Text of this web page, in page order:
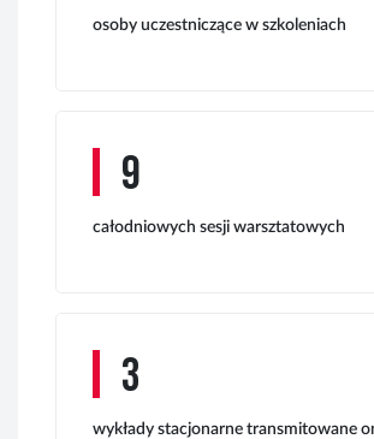
osoby uczestniczące w szkoleniach
9
całodniowych sesji warsztatowych
3
wykłady stacjonarne transmitowane